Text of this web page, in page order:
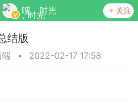
嗖，时光 关注
结版
端 • 2022-02-17 17:58